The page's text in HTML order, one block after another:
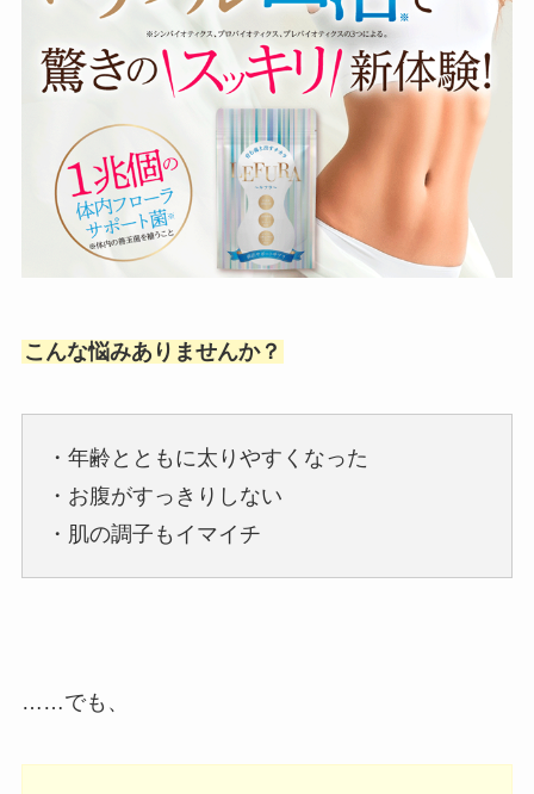
こんな悩みありませんか？
・年齢とともに太りやすくなった
・お腹がすっきりしない
・肌の調子もイマイチ
……でも、